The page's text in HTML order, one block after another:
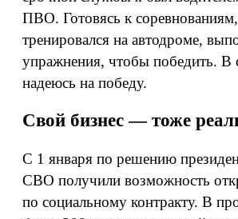
ПВО. Готовясь к
тренировался на автодроме,
упражнения, чтобы победить. В
надеюсь на победу.
Свой бизнес — тоже
С 1 января по решению
СВО получили возможность
по социальному контракту. В